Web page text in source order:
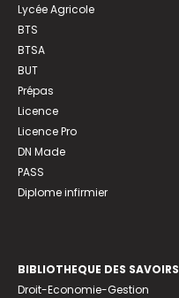
Lycée Agricole
BTS
BTSA
BUT
Prépas
Licence
Licence Pro
DN Made
PASS
Diplome infirmier
BIBLIOTHEQUE DES SAVOIRS
Droit-Economie-Gestion